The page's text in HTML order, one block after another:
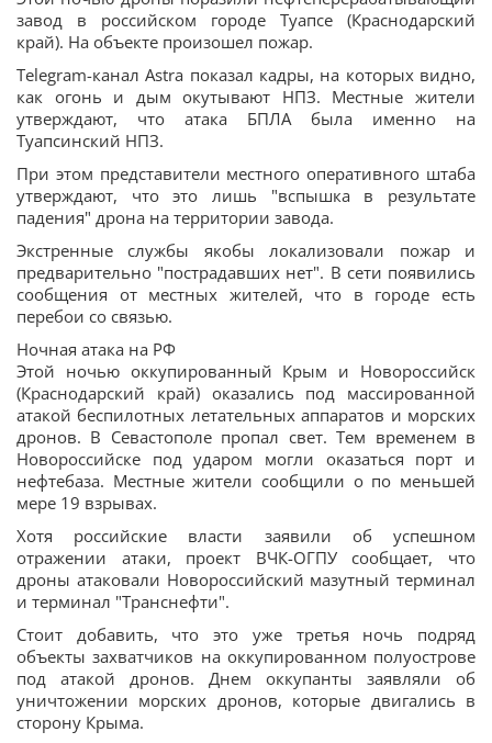
завод в российском городе Туапсе (Краснодарский
край). На объекте произошел пожар.
Telegram-канал Astra показал кадры, на которых видно,
как огонь и дым окутывают НПЗ. Местные жители
утверждают, что атака БПЛА была именно на
Туапсинский НПЗ.
При этом представители местного оперативного штаба
утверждают, что это лишь "вспышка в результате
падения" дрона на территории завода.
Экстренные службы якобы локализовали пожар и
предварительно "пострадавших нет". В сети появились
сообщения от местных жителей, что в городе есть
перебои со связью.
Ночная атака на РФ
Этой ночью оккупированный Крым и Новороссийск
(Краснодарский край) оказались под массированной
атакой беспилотных летательных аппаратов и морских
дронов. В Севастополе пропал свет. Тем временем в
Новороссийске под ударом могли оказаться порт и
нефтебаза. Местные жители сообщили о по меньшей
мере 19 взрывах.
Хотя российские власти заявили об успешном
отражении атаки, проект ВЧК-ОГПУ сообщает, что
дроны атаковали Новороссийский мазутный терминал
и терминал "Транснефти".
Стоит добавить, что это уже третья ночь подряд
объекты захватчиков на оккупированном полуострове
под атакой дронов. Днем оккупанты заявляли об
уничтожении морских дронов, которые двигались в
сторону Крыма.